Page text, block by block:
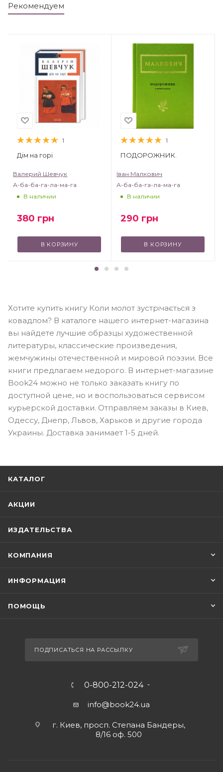
Рекомендуем
1
Дім на горі
Валерий Шевчук
А-ба-ба-га-ла-ма-га
В наличии
380 грн
В КОРЗИНУ
1
ПОДОРОЖНИК.
Іван Малкович
А-ба-ба-га-ла-ма-га
В наличии
290 грн
В КОРЗИНУ
Хотите купить книгу Коли молот зустрічається з
ковадлом? В каталоге нашего интернет-магазина
вы найдете лучшие образцы художественной
литературы, классические произведения,
жемчужины отечественной и мировой поэзии. Все
книги предлагаем недорого. В интернет-магазине
Book24 можно не только заказать книгу по
доступной цене, но и воспользоваться сервисом
курьерской доставки. Отправляем заказы в Киев,
Одессу, Днепр, Львов, Харьков и другие города
Украины. Доставка занимает 1-5 дней.
КАТАЛОГ
АКЦИИ
ИЗДАТЕЛЬСТВА
КОМПАНИЯ
ИНФОРМАЦИЯ
ПОМОЩЬ
ПОДПИСАТЬСЯ НА РАССЫЛКУ
0-800-212-024
info@book24.ua
г. Киев, просп. Степана Бандеры,
8/16 оф. 500